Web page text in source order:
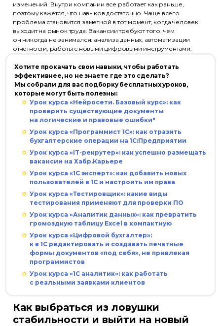
изменений. Внутри компании все работает как раньше,
поэтому кажется, что навыков достаточно. Чаще всего
проблема становится заметной в тот момент, когда человек
выходит на рынок труда. Вакансии требуют того, чем
он никогда не занимался: анализа данных, автоматизации
отчетности, работы с новыми цифровыми инструментами.
Хотите прокачать свои навыки, чтобы работать
эффективнее, но не знаете где это сделать?
Мы собрали для вас подборку бесплатных уроков,
которые могут быть полезны:
Урок курса «Нейросети. Базовый курс»: как
проверить существующие документы
на логические и правовые ошибки"
Урок курса «Программист 1С»: как отразить
бухгалтерские операции на 1С:Предприятии
Урок курса «IT-рекрутер»: как успешно размещать
вакансии на Хабр.Карьере
Урок курса «1С эксперт»: как добавить новых
пользователей в 1С и настроить им права
Урок курса «Тестировщик»: какие виды
тестирования применяют для проверки ПО
Урок курса «Аналитик данных»: как превратить
громоздкую таблицу Excel в компактную
Урок курса «Цифровой бухгалтер»:
к в 1С редактировать и создавать печатные
формы документов «под себя», не привлекая
программистов
Урок курса «1С аналитик»: как работать
с реальными заявками клиентов
Как выбраться из ловушки
стабильности и выйти на новый